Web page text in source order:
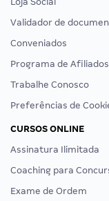
Validador de
Conveniados
Programa de Afiliados
Trabalhe Conosco
Preferências de
CURSOS ONLINE
Assinatura Ilimitada
Coaching para
Exame de Ordem